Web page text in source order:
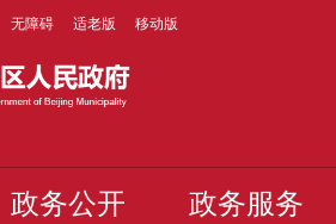
无障碍 适老版 移动版
政务公开 政务服务